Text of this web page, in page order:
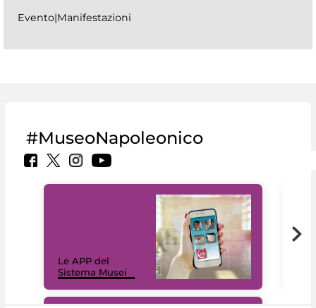
Evento|Manifestazioni
#MuseoNapoleonico
Le APP del
Sistema Musei